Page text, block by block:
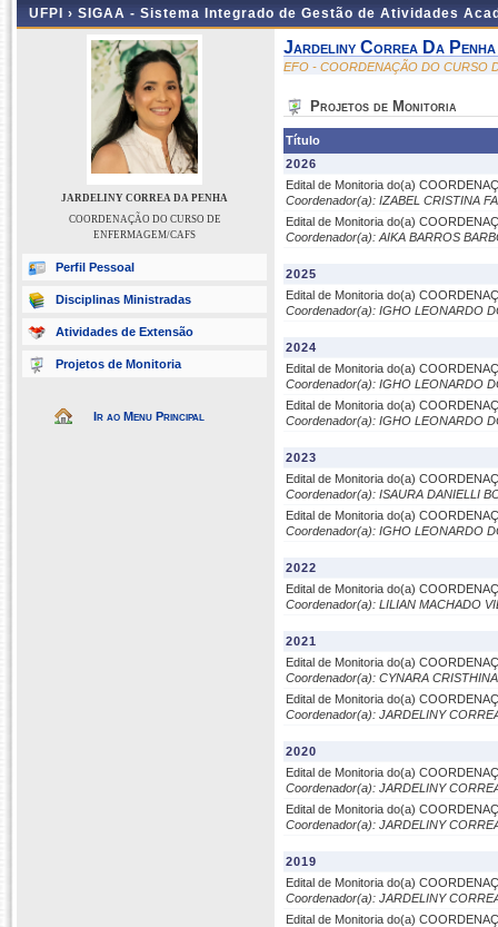
UFPI › SIGAA - Sistema Integrado de Gestão de Atividades
JARDELINY CORREA DA PENHA
COORDENAÇÃO DO CURSO DE
ENFERMAGEM/CAFS
Perfil Pessoal
Disciplinas Ministradas
Atividades de Extensão
Projetos de Monitoria
Ir ao Menu Principal
Jardeliny Correa Da Penha
EFO - COORDENAÇÃO DO CURSO
Projetos de Monitoria
Título
2026
Edital de Monitoria do(a)
Coordenador(a): IZABEL CRISTINA
Edital de Monitoria do(a)
Coordenador(a): AIKA BARROS
2025
Edital de Monitoria do(a)
Coordenador(a): IGHO LEONARDO
2024
Edital de Monitoria do(a)
Coordenador(a): IGHO LEONARDO
Edital de Monitoria do(a)
Coordenador(a): IGHO LEONARDO
2023
Edital de Monitoria do(a)
Coordenador(a): ISAURA DANIELLI
Edital de Monitoria do(a)
Coordenador(a): IGHO LEONARDO
2022
Edital de Monitoria do(a)
Coordenador(a): LILIAN MACHADO
2021
Edital de Monitoria do(a)
Coordenador(a): CYNARA
Edital de Monitoria do(a)
Coordenador(a): JARDELINY
2020
Edital de Monitoria do(a)
Coordenador(a): JARDELINY
Edital de Monitoria do(a)
Coordenador(a): JARDELINY
2019
Edital de Monitoria do(a)
Coordenador(a): JARDELINY
Edital de Monitoria do(a)